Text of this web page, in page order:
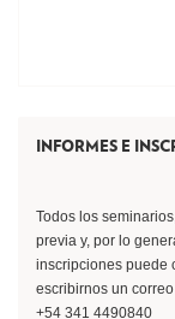
INFORMES E
Todos los
previa y, por lo
inscripciones puede
escribirnos un
+54 341 4490840